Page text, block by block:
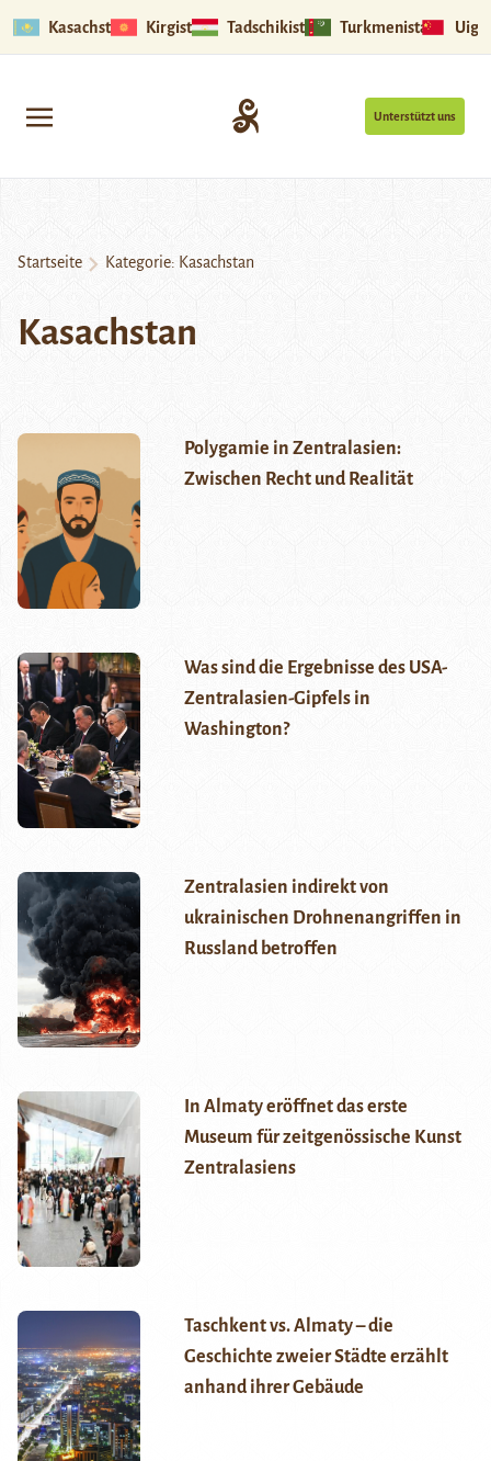
Kasachstan Kirgistan Tadschikistan Turkmenistan
Unterstützt uns
Startseite Kategorie: Kasachstan
Kasachstan
Polygamie in Zentralasien:
Zwischen Recht und Realität
Was sind die Ergebnisse des USA-
Zentralasien-Gipfels in
Washington?
Zentralasien indirekt von
ukrainischen Drohnenangriffen in
Russland betroffen
In Almaty eröffnet das erste
Museum für zeitgenössische Kunst
Zentralasiens
Taschkent vs. Almaty – die
Geschichte zweier Städte erzählt
anhand ihrer Gebäude